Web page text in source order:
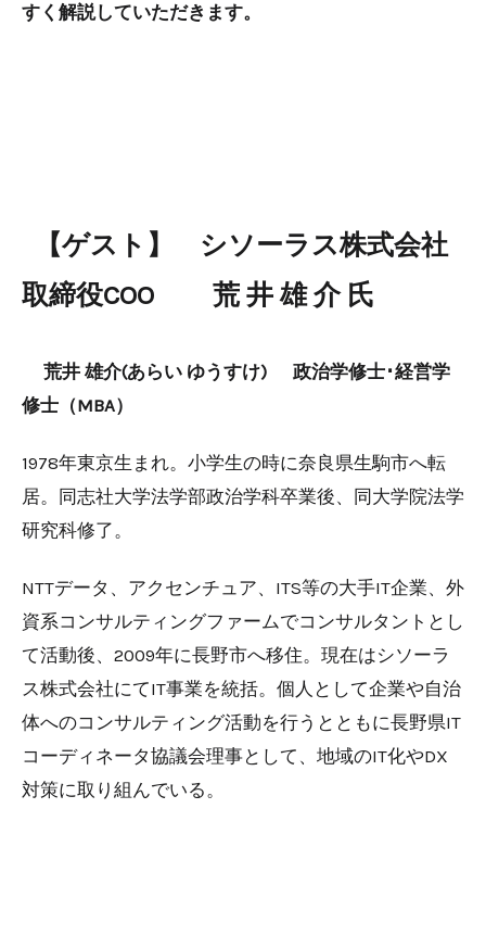
すく解説していただきます。
【ゲスト】 シソーラス株式会社
取締役COO 荒 井 雄 介 氏
荒井 雄介(あらい ゆうすけ)
政治学修士･経営学
修士（MBA）
1978年東京生まれ。小学生の時に奈良県生駒市へ転
居。同志社大学法学部政治学科卒業後、同大学院法学
研究科修了。
NTTデータ、アクセンチュア、ITS等の大手IT企業、外
資系コンサルティングファームでコンサルタントとし
て活動後、2009年に長野市へ移住。現在はシソーラ
ス株式会社にてIT事業を統括。個人として企業や自治
体へのコンサルティング活動を行うとともに長野県IT
コーディネータ協議会理事として、地域のIT化やDX
対策に取り組んでいる。